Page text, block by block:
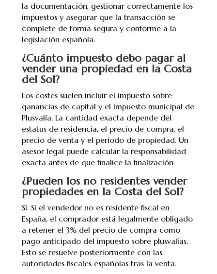
la documentación, gestionar correctamente los
impuestos y asegurar que la transacción se
complete de forma segura y conforme a la
legislación española.
¿Cuánto impuesto debo pagar al
vender una propiedad en la Costa
del Sol?
Los costes suelen incluir el impuesto sobre
ganancias de capital y el impuesto municipal de
Plusvalía. La cantidad exacta depende del
estatus de residencia, el precio de compra, el
precio de venta y el periodo de propiedad. Un
asesor legal puede calcular la responsabilidad
exacta antes de que finalice la finalización.
¿Pueden los no residentes vender
propiedades en la Costa del Sol?
Sí. Si el vendedor no es residente fiscal en
España, el comprador está legalmente obligado
a retener el 3% del precio de compra como
pago anticipado del impuesto sobre plusvalías.
Esto se resuelve posteriormente con las
autoridades fiscales españolas tras la venta.